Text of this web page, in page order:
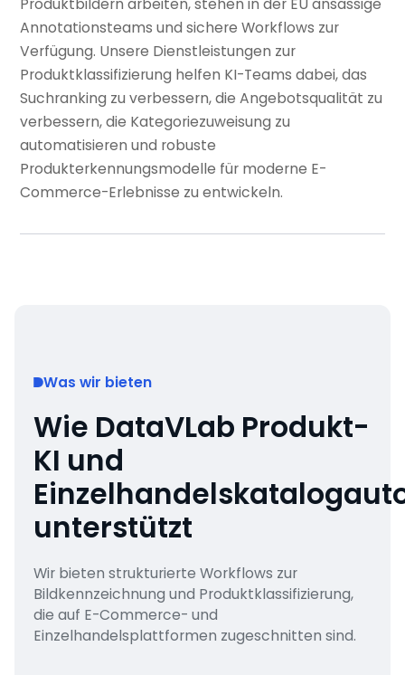
Produktbildern arbeiten, stehen in der EU ansässige
Annotationsteams und sichere Workflows zur
Verfügung. Unsere Dienstleistungen zur
Produktklassifizierung helfen KI-Teams dabei, das
Suchranking zu verbessern, die Angebotsqualität zu
verbessern, die Kategoriezuweisung zu
automatisieren und robuste
Produkterkennungsmodelle für moderne E-
Commerce-Erlebnisse zu entwickeln.
Was wir bieten
Wie DataVLab Produkt-
KI und
unterstützt
Wir bieten strukturierte Workflows zur
Bildkennzeichnung und Produktklassifizierung,
die auf E-Commerce- und
Einzelhandelsplattformen zugeschnitten sind.